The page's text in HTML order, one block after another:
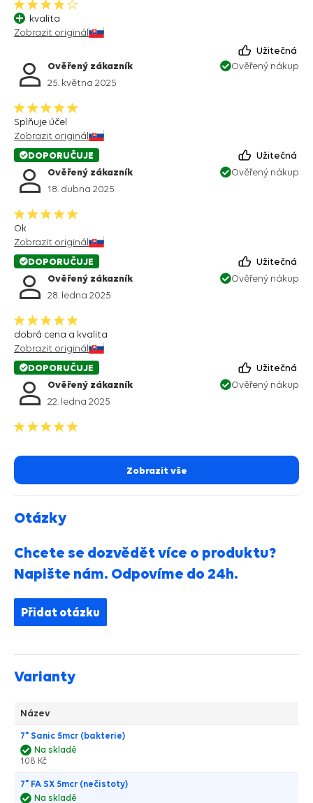
kvalita
Zobrazit originál
Užitečná
Ověřený zákazník
25. května 2025
Ověřený nákup
Splňuje účel
Zobrazit originál
DOPORUČUJE
Užitečná
Ověřený zákazník
18. dubna 2025
Ověřený nákup
Ok
Zobrazit originál
DOPORUČUJE
Užitečná
Ověřený zákazník
28. ledna 2025
Ověřený nákup
dobrá cena a kvalita
Zobrazit originál
DOPORUČUJE
Užitečná
Ověřený zákazník
22. ledna 2025
Ověřený nákup
Zobrazit vše
Otázky
Chcete se dozvědět více o produktu?
Napište nám. Odpovíme do 24h.
Přidat otázku
Varianty
Název
7" Sanic 5mcr (bakterie)
Na skladě
108 Kč
7" FA SX 5mcr (nečistoty)
Na skladě